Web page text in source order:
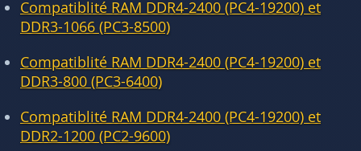
Compatiblité RAM DDR4-2400 (PC4-19200) et
DDR3-1066 (PC3-8500)
Compatiblité RAM DDR4-2400 (PC4-19200) et
DDR3-800 (PC3-6400)
Compatiblité RAM DDR4-2400 (PC4-19200) et
DDR2-1200 (PC2-9600)